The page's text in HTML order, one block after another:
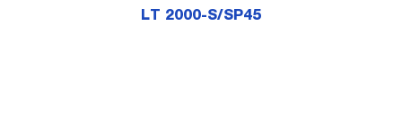
LT 2000-S/SP45